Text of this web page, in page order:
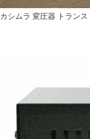
カシムラ 変圧器 トラン